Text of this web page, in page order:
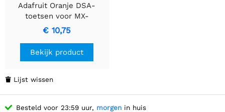
Adafruit Oranje DSA-
toetsen voor MX-
compatibele switches -
verpakking van 10
€ 10,75
Bekijk product
 Lijst wissen
Besteld voor 23:59 uur, morgen in huis